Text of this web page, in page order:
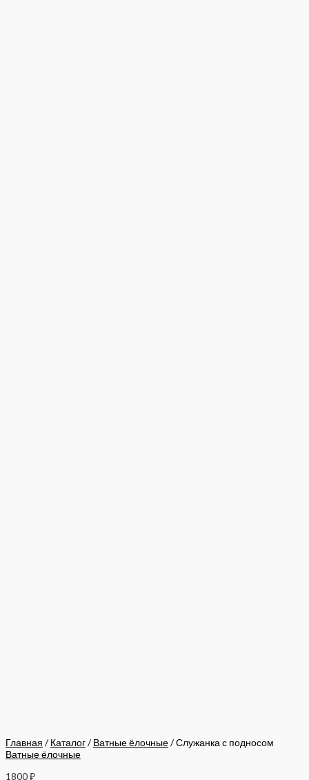
Главная / Каталог/ Ватные ёлочные/ Служанка с подносом
Ватные ёлочные
1800₽